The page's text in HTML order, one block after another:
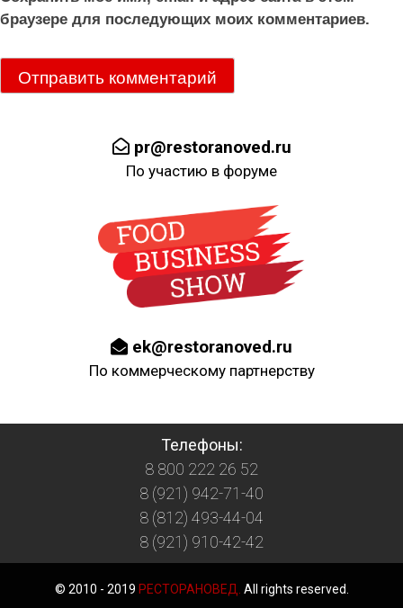
браузере для последующих моих комментариев.
pr@restoranoved.ru
По участию в форуме
ek@restoranoved.ru
По коммерческому партнерству
Телефоны:
8 800 222 26 52
8 (921) 942-71-40
8 (812) 493-44-04
8 (921) 910-42-42
© 2010 - 2019 РЕСТОРАНОВЕД. All rights reserved.